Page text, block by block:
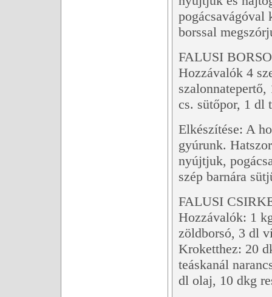
pogácsavágóval
borssal
FALUSI
Hozzávalók 4
cs. sütőpor, 1 dl
Elkészítése: A
gyúrunk.
nyújtjuk,
szép barnára
FALUSI
Hozzávalók: 1
zöldborsó, 3 dl
Kroketthez: 20
teáskanál
dl olaj, 10 dkg